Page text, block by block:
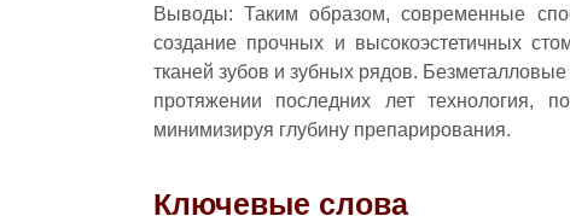
Выводы: Таким образом, современные
создание прочных и высокоэстетичных
тканей зубов и зубных рядов.
протяжении последних лет технология,
минимизируя глубину препарирования.
Ключевые слова